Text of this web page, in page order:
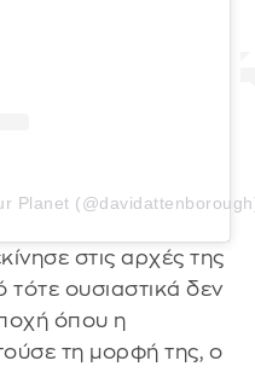
Planet
στις αρχές της
τότε ουσιαστικά δεν
όπου η
τη μορφή της, ο